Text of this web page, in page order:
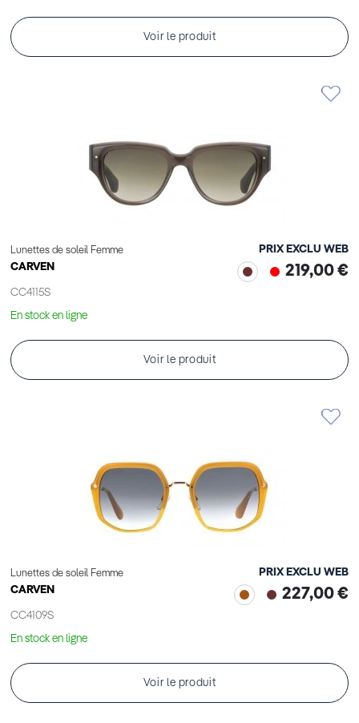
Voir le produit
Lunettes de soleil Femme
CARVEN
CC4115S
PRIX EXCLU WEB
219,00 €
En stock en ligne
Voir le produit
Lunettes de soleil Femme
CARVEN
CC4109S
PRIX EXCLU WEB
227,00 €
En stock en ligne
Voir le produit